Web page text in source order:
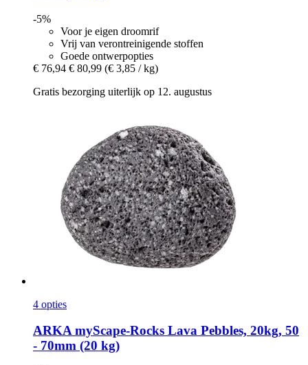
-5%
Voor je eigen droomrif
Vrij van verontreinigende stoffen
Goede ontwerpopties
€ 76,94 € 80,99 (€ 3,85 / kg)
Gratis bezorging uiterlijk op 12. augustus
4 opties
ARKAmyScape-​Rocks Lava Pebbles, 20kg, 50
-​ 70mm (20 kg)